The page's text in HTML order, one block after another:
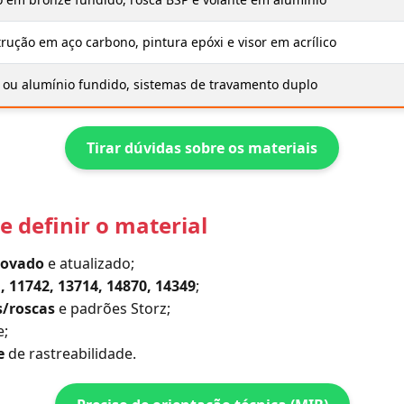
em aço carbono, pintura epóxi e visor em acrílico
ou alumínio fundido, sistemas de travamento duplo
Tirar dúvidas sobre os materiais
definir o material
e atualizado;
11742, 13714, 14870, 14349;
roscase padrões Storz;
de rastreabilidade.